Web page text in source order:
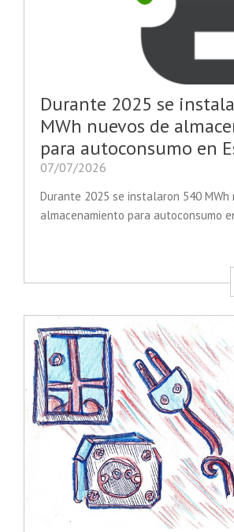
Durante 2025 se
MWh nuevos de
para autoconsumo en
07/07/2026
Durante 2025 se instalaron 540 MWh
almacenamiento para autoconsumo